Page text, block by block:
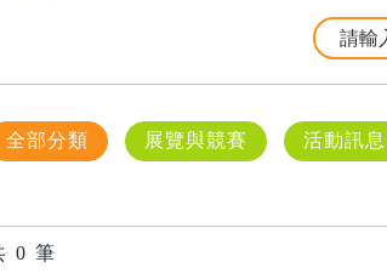
全部分類 展覽與競賽 活動訊息
0 筆